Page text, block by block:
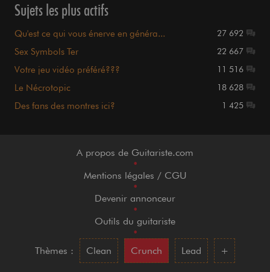
Qu'est ce qui vous énerve en général ?
Le trombinoscope (INDEX page 1) 70
Tous les films que vous aimez - Au cinéma et à la
maison.
68
Amateurs de photo 68
Sujets les plus consultés
Sex Symbols Ter
Histoires et conseils pour drague
Faits d'actualité graves/choquants/...
1 415K
Qu'est ce qui vous énerve en général ? 1 359K